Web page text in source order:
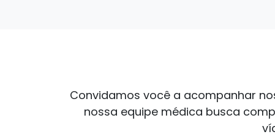
Convidamos você a acompanhar
nossa equipe médica busca